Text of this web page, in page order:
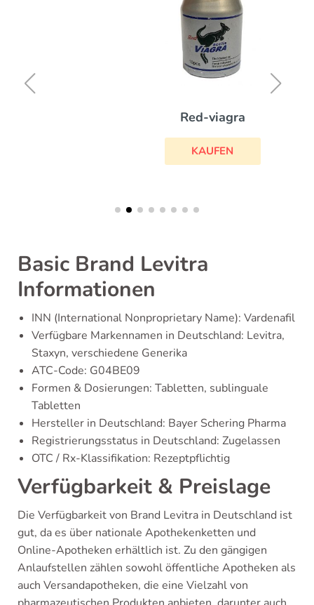
Red-viagra
Basic Brand Levitra
Informationen
INN (International Nonproprietary Name): Vardenafil
Verfügbare Markennamen in Deutschland: Levitra,
Staxyn, verschiedene Generika
ATC-Code: G04BE09
Formen & Dosierungen: Tabletten, sublinguale
Tabletten
Hersteller in Deutschland: Bayer Schering Pharma
Registrierungsstatus in Deutschland: Zugelassen
OTC / Rx-Klassifikation: Rezeptpflichtig
Verfügbarkeit & Preislage
Die Verfügbarkeit von Brand Levitra in Deutschland ist
gut, da es über nationale Apothekenketten und
Online-Apotheken erhältlich ist. Zu den gängigen
Anlaufstellen zählen sowohl öffentliche Apotheken als
auch Versandapotheken, die eine Vielzahl von